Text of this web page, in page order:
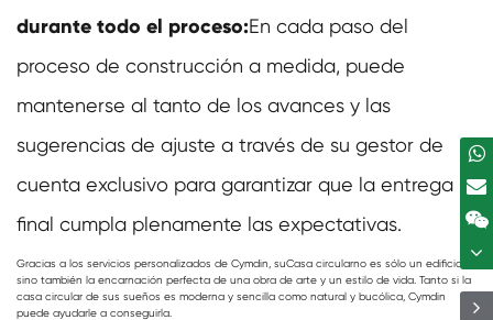
durante todo el proceso:En cada paso del
proceso de construcción a medida, puede
mantenerse al tanto de los avances y las
sugerencias de ajuste a través de su gestor de
cuenta exclusivo para garantizar que la entrega
final cumpla plenamente las expectativas.
Gracias a los servicios personalizados de Cymdin, suCasa circularno es sólo un edificio,
sino también la encarnación perfecta de una obra de arte y un estilo de vida. Tanto si la
casa circular de sus sueños es moderna y sencilla como natural y bucólica, Cymdin
puede ayudarle a conseguirla.